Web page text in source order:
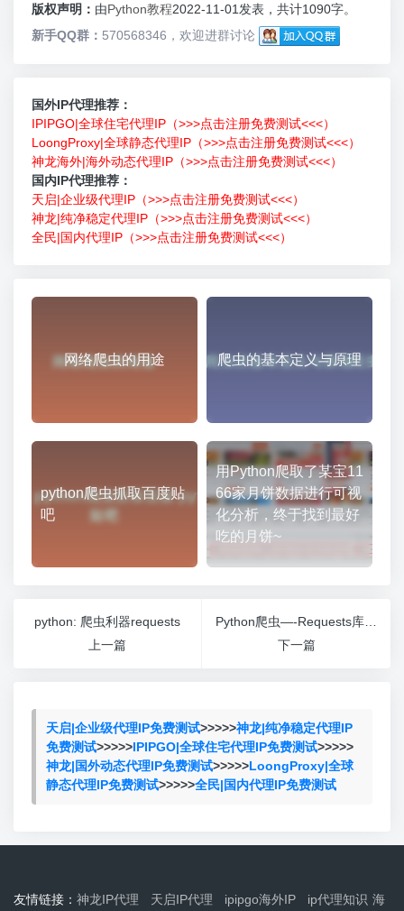
版权声明： 由Python教程2022-11-01发表，共计1090字。
新手QQ群： 570568346，欢迎进群讨论
国外IP代理推荐：
IPIPGO|全球住宅代理IP（>>>点击注册免费测试<<<）
LoongProxy|全球静态代理IP（>>>点击注册免费测试<<<）
神龙海外|海外动态代理IP（>>>点击注册免费测试<<<）
国内IP代理推荐：
天启|企业级代理IP（>>>点击注册免费测试<<<）
神龙|纯净稳定代理IP（>>>点击注册免费测试<<<）
全民|国内代理IP（>>>点击注册免费测试<<<）
网络爬虫的用途 爬虫的基本定义与原理
python爬虫抓取百度贴
吧
用Python爬取了某宝11
66家月饼数据进行可视
化分析，终于找到最好
吃的月饼~
python: 爬虫利器requests
上一篇
下一篇
天启|企业级代理IP免费测试>>>>>神龙|纯净稳定代理IP
免费测试>>>>>IPIPGO|全球住宅代理IP免费测试>>>>>
神龙|国外动态代理IP免费测试>>>>>LoongProxy|全球
静态代理IP免费测试>>>>>全民|国内代理IP免费测试
友情链接： 神龙IP代理 天启IP代理 ipipgo海外IP ip代理知识 海